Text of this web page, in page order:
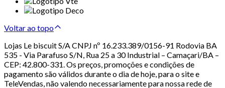
Voltar ao topo
Lojas Le biscuit S/A CNPJ nº 16.233.389/0156-91 Rodovia BA
535 - Via Parafuso S/N, Rua 25 a 30 Industrial – Camaçari/BA –
CEP: 42.800-331. Os preços, promoções e condições de
pagamento são válidos durante o dia de hoje, para o site e
TeleVendas, não valendo necessariamente para nossa rede de